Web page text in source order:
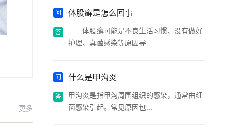
更多
体股癣是怎么回事
体股癣可能是不良生活习惯、没有做好
护理、真菌感染等原因导...
什么是甲沟炎
甲沟炎是指甲沟周围组织的感染，通常由细
菌感染引起。常见原因包...